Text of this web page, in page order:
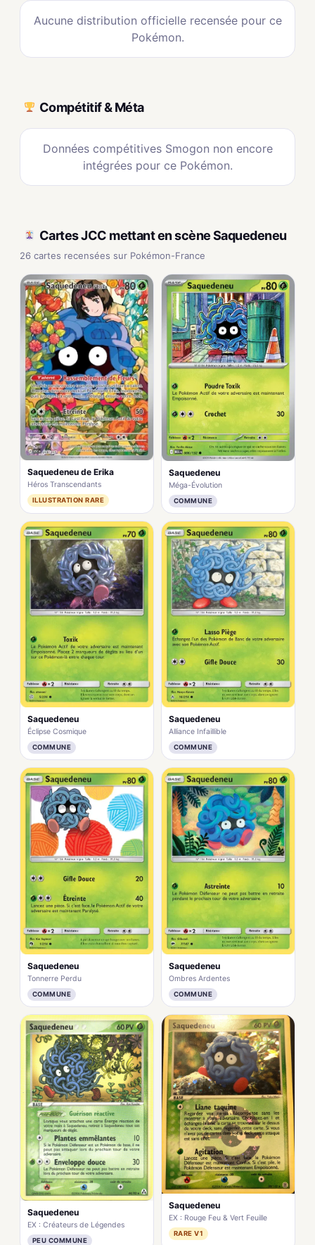
Aucune distribution officielle recensée pour ce
Pokémon.
Compétitif & Méta
Données compétitives Smogon non encore
intégrées pour ce Pokémon.
Cartes JCC mettant en scène Saquedeneu
26 cartes recensées sur Pokémon-France
Saquedeneu de Erika
Héros Transcendants
ILLUSTRATION RARE
Saquedeneu
Méga-Évolution
COMMUNE
Saquedeneu
Éclipse Cosmique
COMMUNE
Saquedeneu
Alliance Infaillible
COMMUNE
Saquedeneu
Tonnerre Perdu
COMMUNE
Saquedeneu
Ombres Ardentes
COMMUNE
Saquedeneu
EX : Créateurs de Légendes
PEU COMMUNE
Saquedeneu
EX : Rouge Feu & Vert Feuille
RARE V1